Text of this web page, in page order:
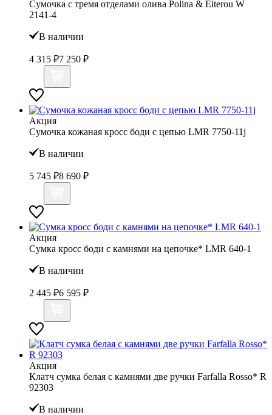
Сумочка с тремя отделами олива Polina & Eiterou W
2141-4
В наличии
4 315 ₽7 250 ₽
Акция
Сумочка кожаная кросс боди с цепью LMR 7750-11j
В наличии
5 745 ₽8 690 ₽
Акция
Сумка кросс боди с камнями на цепочке* LMR 640-1
В наличии
2 445 ₽6 595 ₽
Акция
Клатч сумка белая с камнями две ручки Farfalla Rosso* R
92303
В наличии